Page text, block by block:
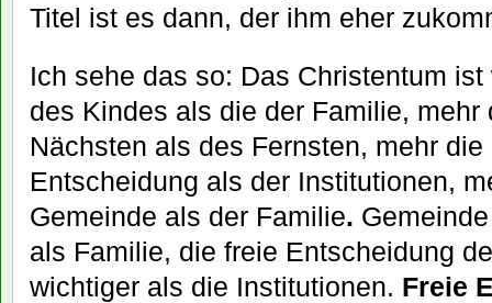
Titel ist es dann, der ihm eher
Ich sehe das so: Das Christentum
des Kindes als die der Familie, mehr
Nächsten als des Fernsten, mehr
Entscheidung als der Institutionen,
Gemeinde als der Familie.
als Familie, die freie Entscheidung
wichtiger als die Institutionen. Freie